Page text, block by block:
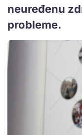
neuređenu
probleme.